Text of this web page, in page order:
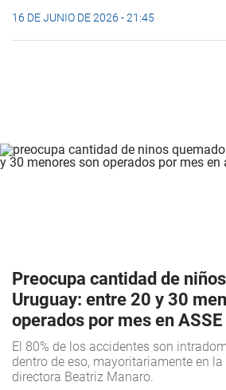
16 DE JUNIO DE 2026 - 21:45
Preocupa cantidad de
Uruguay: entre 20 y 30
operados por mes en ASSE
El 80% de los accidentes son
dentro de eso, mayoritariamente en la
directora Beatriz Manaro.